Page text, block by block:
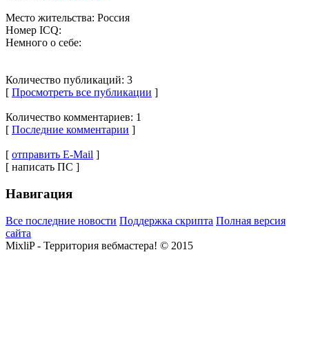
Место жительства: Россия
Номер ICQ:
Немного о себе:
Количество публикаций: 3
[ Просмотреть все публикации ]
Количество комментариев: 1
[ Последние комментарии ]
[ отправить E-Mail ]
[ написать ПС ]
Навигация
Все последние новости Поддержка скрипта Полная версия
сайта
MixliP - Территория вебмастера! © 2015